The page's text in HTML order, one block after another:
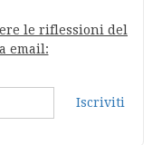
le riflessioni del
email:
Iscriviti